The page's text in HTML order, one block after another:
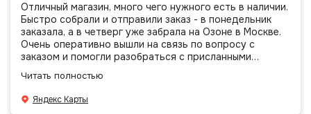
Отличный магазин, много чего нужного есть в наличии.
Быстро собрали и отправили заказ - в понедельник
заказала, а в четверг уже забрала на Озоне в Москве.
Очень оперативно вышли на связь по вопросу с
заказом и помогли разобраться с присланными
даже есть подарочек, очень приятно. Спасибо
большое команде!
Читать полностью
Яндекс Карты